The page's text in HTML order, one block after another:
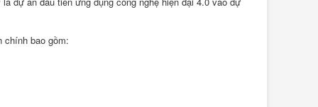
chính bao gồm: